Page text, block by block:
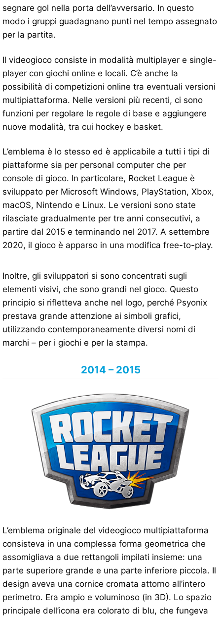
segnare gol nella porta dell’avversario. In questo
modo i gruppi guadagnano punti nel tempo assegnato
per la partita.
Il videogioco consiste in modalità multiplayer e single-
player con giochi online e locali. C’è anche la
possibilità di competizioni online tra eventuali versioni
multipiattaforma. Nelle versioni più recenti, ci sono
funzioni per regolare le regole di base e aggiungere
nuove modalità, tra cui hockey e basket.
L’emblema è lo stesso ed è applicabile a tutti i tipi di
piattaforme sia per personal computer che per
console di gioco. In particolare, Rocket League è
sviluppato per Microsoft Windows, PlayStation, Xbox,
macOS, Nintendo e Linux. Le versioni sono state
rilasciate gradualmente per tre anni consecutivi, a
partire dal 2015 e terminando nel 2017. A settembre
2020, il gioco è apparso in una modifica free-to-play.
Inoltre, gli sviluppatori si sono concentrati sugli
elementi visivi, che sono grandi nel gioco. Questo
principio si rifletteva anche nel logo, perché Psyonix
prestava grande attenzione ai simboli grafici,
utilizzando contemporaneamente diversi nomi di
marchi – per i giochi e per la stampa.
2014 – 2015
L’emblema originale del videogioco multipiattaforma
consisteva in una complessa forma geometrica che
assomigliava a due rettangoli impilati insieme: una
parte superiore grande e una parte inferiore piccola. Il
design aveva una cornice cromata attorno all’intero
perimetro. Era ampio e voluminoso (in 3D). Lo spazio
principale dell’icona era colorato di blu, che fungeva